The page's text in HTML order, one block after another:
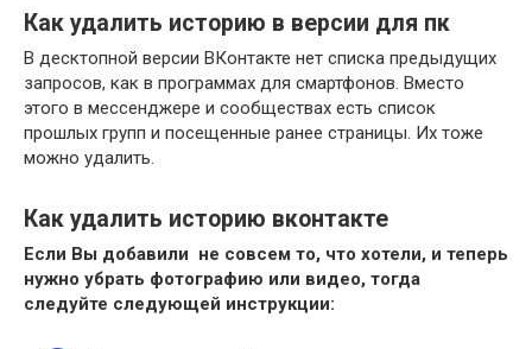
Как удалить историю в версии для пк
В десктопной версии ВКонтакте нет списка предыдущих
запросов, как в программах для смартфонов. Вместо
этого в мессенджере и сообществах есть список
прошлых групп и посещенные ранее страницы. Их тоже
можно удалить.
Как удалить историю вконтакте
Если Вы добавили не совсем то, что хотели, и теперь
нужно убрать фотографию или видео, тогда
следуйте следующей инструкции: